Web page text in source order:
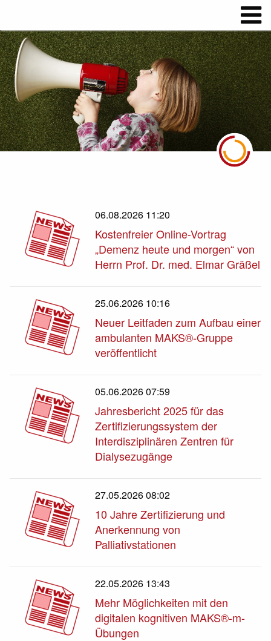
06.08.2026 11:20
Kostenfreier Online-Vortrag
„Demenz heute und morgen“ von
Herrn Prof. Dr. med. Elmar Gräßel
25.06.2026 10:16
Neuer Leitfaden zum Aufbau einer
ambulanten MAKS®-Gruppe
veröffentlicht
05.06.2026 07:59
Jahresbericht 2025 für das
Zertifizierungssystem der
Interdisziplinären Zentren für
Dialysezugänge
27.05.2026 08:02
10 Jahre Zertifizierung und
Anerkennung von
Palliativstationen
22.05.2026 13:43
Mehr Möglichkeiten mit den
digitalen kognitiven MAKS®-m-
Übungen